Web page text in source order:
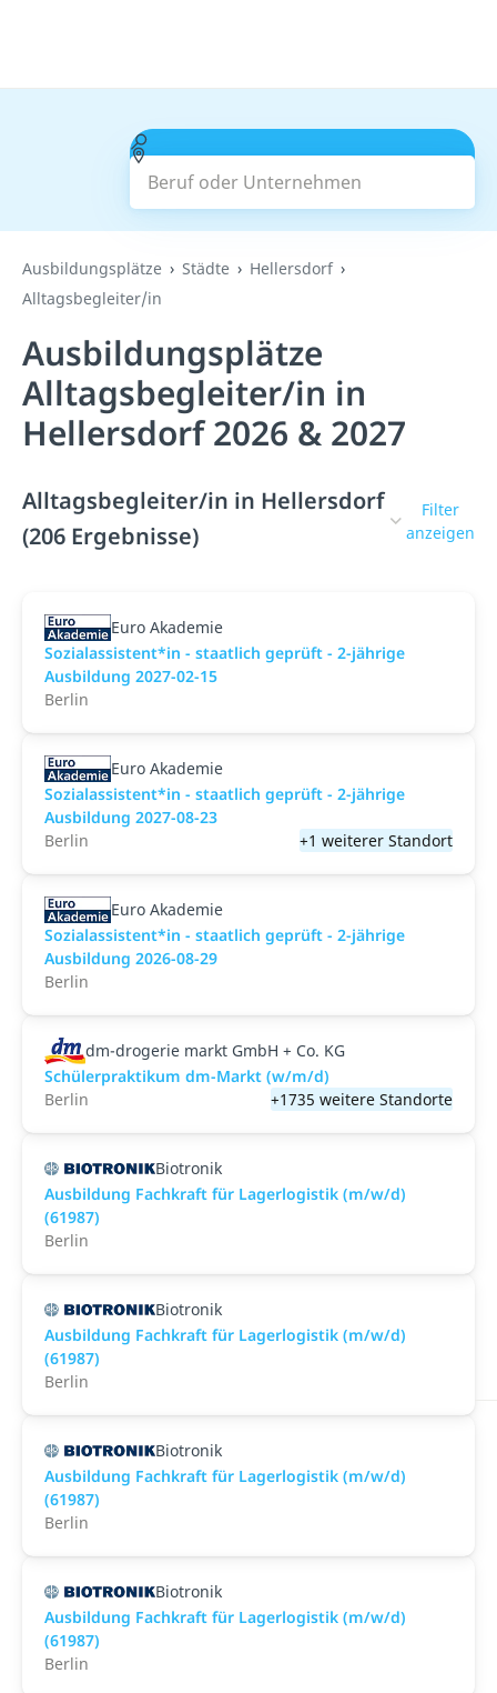
Beruf oder Unternehmen
Suchen
Ausbildungsplätze Städte
Hellersdorf
Alltagsbegleiter/in
Ausbildungsplätze
Alltagsbegleiter/in in
Hellersdorf 2026 & 2027
Alltagsbegleiter/in in Hellersdorf
(206 Ergebnisse)
Filter
anzeigen
Euro Akademie
Sozialassistent*in - staatlich geprüft - 2-jährige
Ausbildung 2027-02-15
Berlin
Euro Akademie
Sozialassistent*in - staatlich geprüft - 2-jährige
Ausbildung 2027-08-23
Berlin
+1 weiterer Standort
Euro Akademie
Sozialassistent*in - staatlich geprüft - 2-jährige
Ausbildung 2026-08-29
Berlin
dm-drogerie markt GmbH + Co. KG
Schülerpraktikum dm-Markt (w/m/d)
Berlin
+1735 weitere Standorte
Biotronik
Ausbildung Fachkraft für Lagerlogistik (m/w/d)
(61987)
Berlin
Biotronik
Ausbildung Fachkraft für Lagerlogistik (m/w/d)
(61987)
Berlin
Biotronik
Ausbildung Fachkraft für Lagerlogistik (m/w/d)
(61987)
Berlin
Biotronik
Ausbildung Fachkraft für Lagerlogistik (m/w/d)
(61987)
Berlin